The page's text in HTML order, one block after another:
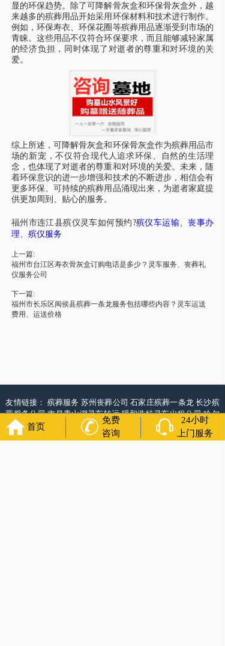
显的环保趋势。除了可降解骨灰盒和环保骨灰盒外，越
来越多的殡葬用品开始采用环保材料和技术进行制作。
例如，环保寿衣、环保花圈等殡葬用品逐渐受到市场的
青睐。这些用品不仅符合环保要求，而且能够减轻家属
的经济负担，同时体现了对逝者的尊重和对环境的关
爱。
综上所述，可降解骨灰盒和环保骨灰盒作为殡葬用品市
场的新宠，不仅符合现代人追求环保、自然的生活理
念，也体现了对逝者的尊重和对环境的关爱。未来，随
着环保意识的进一步增强和技术的不断进步，相信会有
更多环保、可持续的殡葬用品涌现出来，为逝者家庭提
供更加周到、贴心的服务。
福州 市连江县殡仪灵车如何预约 ?殡仪车运输、丧事办
理、 殡仪服务
上一篇:
福州市台江区寿衣骨灰盒订购电话是多少？灵车服务、丧葬礼
仪服务公司
下一篇:
福州市长乐区闽侯县殡葬一条龙服务包括哪些内容？灵车运送
费用、运送价格
友情链接： 殡葬服务 苏州丧葬公司石家庄殡葬一条龙长沙殡
葬服务公司南昌青山湖灵车转运呼和浩特灵车出租公司哈尔
滨道里区丧葬用品
西宁城东区白事服务
潍坊奎文区殡仪馆服
务 乳山寿衣店铺 杭州上城区灵堂布置 沈阳浑南区殡葬平台中
首页
免费
咨询
24小时
上门服务